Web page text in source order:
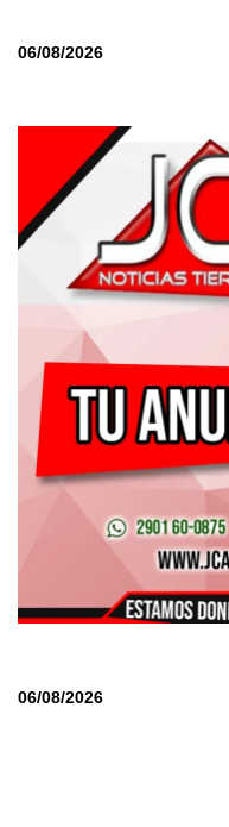
06/08/2026
06/08/2026